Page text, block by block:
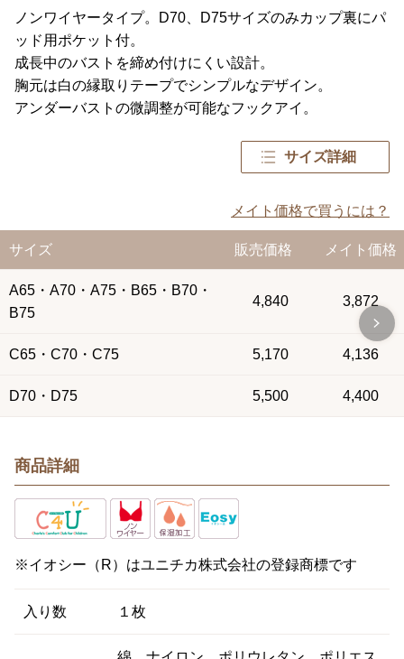
ノンワイヤータイプ。D70、D75サイズのみカップ裏にパ
ッド用ポケット付。
成長中のバストを締め付けにくい設計。
胸元は白の縁取りテープでシンプルなデザイン。
アンダーバストの微調整が可能なフックアイ。
サイズ詳細
メイト価格で買うには？
サイズ 販売価格 メイト価格
A65・A70・A75・B65・B70・
B75
4,840 3,872
C65・C70・C75 5,170 4,136
D70・D75 5,500 4,400
商品詳細
※イオシー（R）はユニチカ株式会社の登録商標です
入り数 １枚